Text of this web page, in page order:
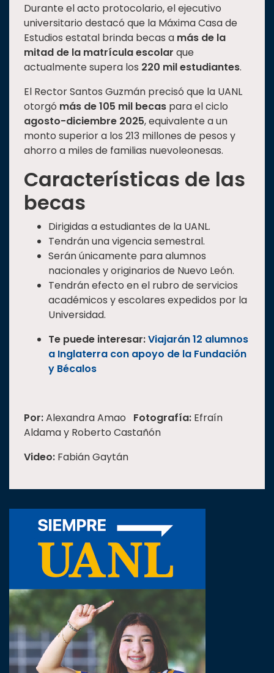
Durante el acto protocolario, el ejecutivo
universitario destacó que la Máxima Casa de
Estudios estatal brinda becas a más de la
mitad de la matrícula escolar que
actualmente supera los 220 mil estudiantes.
El Rector Santos Guzmán precisó que la UANL
otorgó más de 105 mil becas para el ciclo
agosto-diciembre 2025, equivalente a un
monto superior a los 213 millones de pesos y
ahorro a miles de familias nuevoleonesas.
Características de las
becas
Dirigidas a estudiantes de la UANL.
Tendrán una vigencia semestral.
Serán únicamente para alumnos
nacionales y originarios de Nuevo León.
Tendrán efecto en el rubro de servicios
académicos y escolares expedidos por la
Universidad.
Te puede interesar:Viajarán 12 alumnos
a Inglaterra con apoyo de la Fundación
y Bécalos
Por:Alexandra Amao Fotografía: Efraín
Aldama y Roberto Castañón
Video: Fabián Gaytán